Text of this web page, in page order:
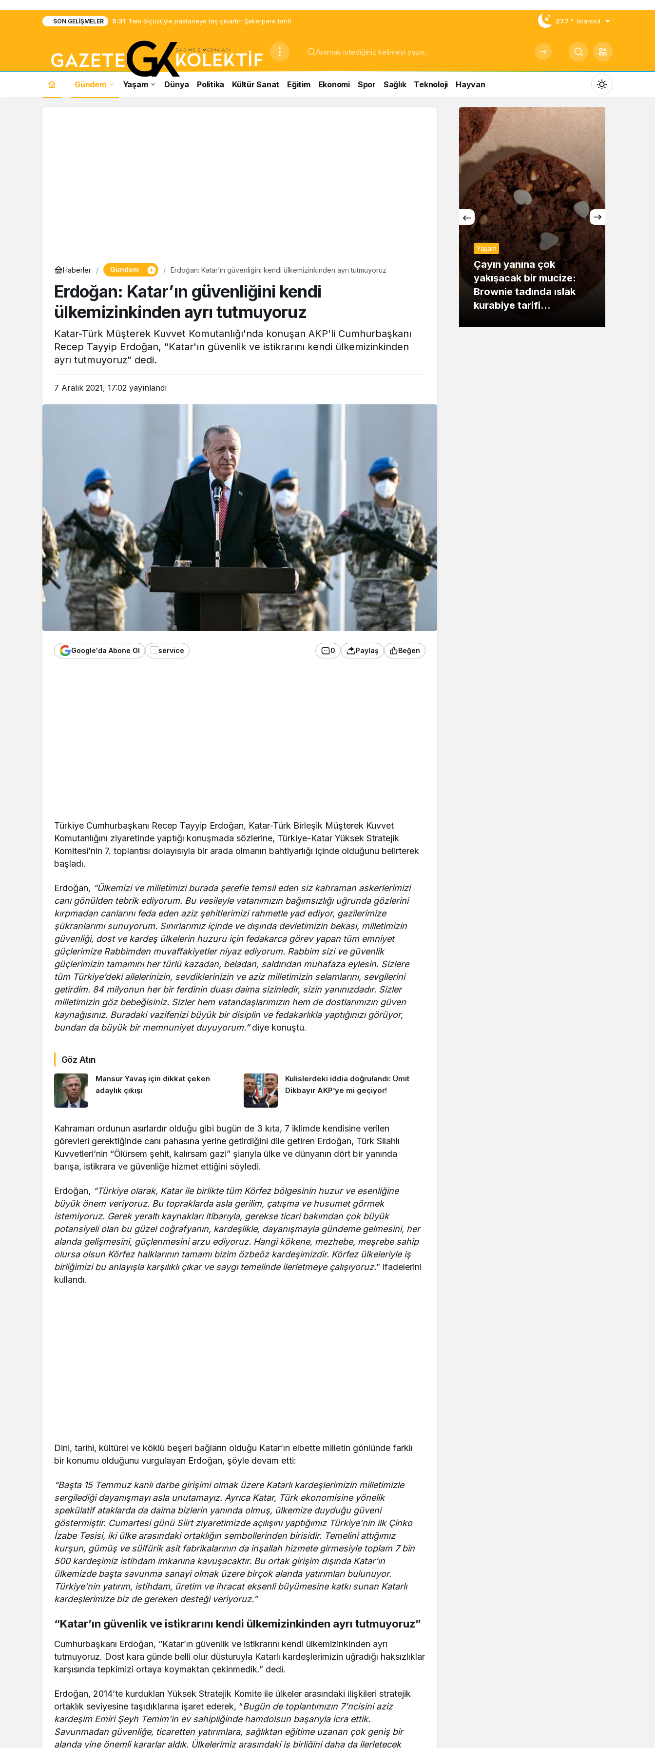
SON GELIŞMELER 5:31 Tam ölçüsüyle pastaneye taş çıkartır: Şekerpare tarifi 27.7 ° Istanbul
Gündem Yaşam Dünya Politika Kültür Sanat Eğitim Ekonomi Spor Sağlık Teknoloji Hayvan
Mod
değiştir
Gündüz Modu
Gündüz modunu seçin.
Gece Modu
Gece modunu seçin.
Sistem Modu
Sistem modunu seçin.
Haberler Gündem Erdoğan: Katar’ın güvenliğini kendi ülkemizinkinden ayrı tutmuyoruz
Erdoğan: Katar’ın güvenliğini kendi
ülkemizinkinden ayrı tutmuyoruz
Katar-Türk Müşterek Kuvvet Komutanlığı'nda konuşan AKP'li Cumhurbaşkanı
Recep Tayyip Erdoğan, "Katar'ın güvenlik ve istikrarını kendi ülkemizinkinden
ayrı tutmuyoruz" dedi.
7 Aralık 2021, 17:02 yayınlandı
Google'da Abone Ol 0 Paylaş Beğen
Türkiye Cumhurbaşkanı Recep Tayyip Erdoğan, Katar-Türk Birleşik Müşterek Kuvvet
Komutanlığını ziyaretinde yaptığı konuşmada sözlerine, Türkiye-Katar Yüksek Stratejik
Komitesi’nin 7. toplantısı dolayısıyla bir arada olmanın bahtiyarlığı içinde olduğunu belirterek
başladı.
Erdoğan, “Ülkemizi ve milletimizi burada şerefle temsil eden siz kahraman askerlerimizi
canı gönülden tebrik ediyorum. Bu vesileyle vatanımızın bağımsızlığı uğrunda gözlerini
kırpmadan canlarını feda eden aziz şehitlerimizi rahmetle yad ediyor, gazilerimize
şükranlarımı sunuyorum. Sınırlarımız içinde ve dışında devletimizin bekası, milletimizin
güvenliği, dost ve kardeş ülkelerin huzuru için fedakarca görev yapan tüm emniyet
güçlerimize Rabbimden muvaffakiyetler niyaz ediyorum. Rabbim sizi ve güvenlik
güçlerimizin tamamını her türlü kazadan, beladan, saldırıdan muhafaza eylesin. Sizlere
tüm Türkiye’deki ailelerinizin, sevdiklerinizin ve aziz milletimizin selamlarını, sevgilerini
getirdim. 84 milyonun her bir ferdinin duası daima sizinledir, sizin yanınızdadır. Sizler
milletimizin göz bebeğisiniz. Sizler hem vatandaşlarımızın hem de dostlarımızın güven
kaynağısınız. Buradaki vazifenizi büyük bir disiplin ve fedakarlıkla yaptığınızı görüyor,
bundan da büyük bir memnuniyet duyuyorum.”diye konuştu.
Göz Atın
Mansur Yavaş için dikkat çeken
adaylık çıkışı
Kulislerdeki iddia doğrulandı: Ümit
Dikbayır AKP’ye mi geçiyor!
Kahraman ordunun asırlardır olduğu gibi bugün de 3 kıta, 7 iklimde kendisine verilen
görevleri gerektiğinde canı pahasına yerine getirdiğini dile getiren Erdoğan, Türk Silahlı
Kuvvetleri’nin “Ölürsem şehit, kalırsam gazi” şiarıyla ülke ve dünyanın dört bir yanında
barışa, istikrara ve güvenliğe hizmet ettiğini söyledi.
Erdoğan, “Türkiye olarak, Katar ile birlikte tüm Körfez bölgesinin huzur ve esenliğine
büyük önem veriyoruz. Bu topraklarda asla gerilim, çatışma ve husumet görmek
istemiyoruz. Gerek yeraltı kaynakları itibarıyla, gerekse ticari bakımdan çok büyük
potansiyeli olan bu güzel coğrafyanın, kardeşlikle, dayanışmayla gündeme gelmesini, her
alanda gelişmesini, güçlenmesini arzu ediyoruz. Hangi kökene, mezhebe, meşrebe sahip
olursa olsun Körfez halklarının tamamı bizim özbeöz kardeşimizdir. Körfez ülkeleriyle iş
birliğimizi bu anlayışla karşılıklı çıkar ve saygı temelinde ilerletmeye çalışıyoruz.” ifadelerini
kullandı.
Dini, tarihi, kültürel ve köklü beşeri bağların olduğu Katar’ın elbette milletin gönlünde farklı
bir konumu olduğunu vurgulayan Erdoğan, şöyle devam etti:
“Başta 15 Temmuz kanlı darbe girişimi olmak üzere Katarlı kardeşlerimizin milletimizle
sergilediği dayanışmayı asla unutamayız. Ayrıca Katar, Türk ekonomisine yönelik
spekülatif ataklarda da daima bizlerin yanında olmuş, ülkemize duyduğu güveni
göstermiştir. Cumartesi günü Siirt ziyaretimizde açılışını yaptığımız Türkiye’nin ilk Çinko
İzabe Tesisi, iki ülke arasındaki ortaklığın sembollerinden birisidir. Temelini attığımız
kurşun, gümüş ve sülfürik asit fabrikalarının da inşallah hizmete girmesiyle toplam 7 bin
500 kardeşimiz istihdam imkanına kavuşacaktır. Bu ortak girişim dışında Katar’ın
ülkemizde başta savunma sanayi olmak üzere birçok alanda yatırımları bulunuyor.
Türkiye’nin yatırım, istihdam, üretim ve ihracat eksenli büyümesine katkı sunan Katarlı
kardeşlerimize biz de gereken desteği veriyoruz.”
“Katar’ın güvenlik ve istikrarını kendi ülkemizinkinden ayrı tutmuyoruz”
Cumhurbaşkanı Erdoğan, “Katar’ın güvenlik ve istikrarını kendi ülkemizinkinden ayrı
tutmuyoruz. Dost kara günde belli olur düsturuyla Katarlı kardeşlerimizin uğradığı haksızlıklar
karşısında tepkimizi ortaya koymaktan çekinmedik.” dedi.
Erdoğan, 2014’te kurdukları Yüksek Stratejik Komite ile ülkeler arasındaki ilişkileri stratejik
ortaklık seviyesine taşıdıklarına işaret ederek, “Bugün de toplantımızın 7’ncisini aziz
kardeşim Emiri Şeyh Temim’in ev sahipliğinde hamdolsun başarıyla icra ettik.
Savunmadan güvenliğe, ticaretten yatırımlara, sağlıktan eğitime uzanan çok geniş bir
alanda yine önemli kararlar aldık. Ülkelerimiz arasındaki iş birliğini daha da ilerletecek
Tam ölçüsüyle
pastaneye taş çıkartır:
Yaşam
Çayın yanına çok
yakışacak bir mucize:
Brownie tadında ıslak
kurabiye tarifi…